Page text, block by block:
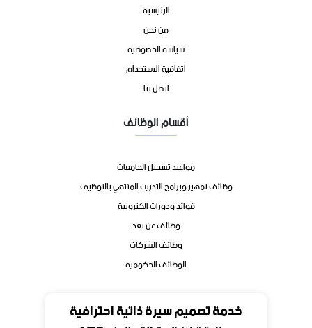
خدمة تصميم سيرة ذاتية احترافية
الرئيسية
من نحن
سياسة الخصوصية
اتفاقية الاستخدام
اتصل بنا
أقسام الوظائف
مواعيد تسجيل الجامعات
وظائف تمهير وبرامج التدريب المنتهي بالتوظيف
فوائد ودورات الكترونية
وظائف عن بعد
وظائف الشركات
الوظائف الحكوميه